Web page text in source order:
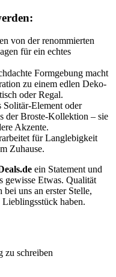
von der renommierten
für ein echtes
Formgebung macht
zu einem edlen Deko-
oder Regal.
Solitär-Element oder
der Broste-Kollektion – sie
Akzente.
für Langlebigkeit
Zuhause.
ein Statement und
gewisse Etwas. Qualität
uns an erster Stelle,
haben.
zu schreiben